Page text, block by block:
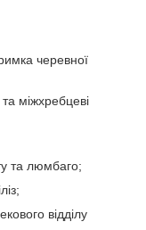
черевної
міжхребцеві
та люмбаго;
відділу